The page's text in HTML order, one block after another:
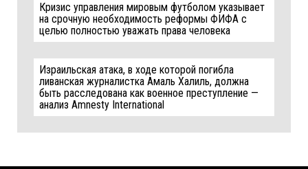
Кризис управления мировым футболом указывает
на срочную необходимость реформы ФИФА с
целью полностью уважать права человека
Израильская атака, в ходе которой погибла
ливанская журналистка Амаль Халиль, должна
быть расследована как военное преступление —
анализ Amnesty International